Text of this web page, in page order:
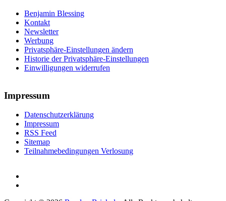
Benjamin Blessing
Kontakt
Newsletter
Werbung
Privatsphäre-Einstellungen ändern
Historie der Privatsphäre-Einstellungen
Einwilligungen widerrufen
Impressum
Datenschutzerklärung
Impressum
RSS Feed
Sitemap
Teilnahmebedingungen Verlosung